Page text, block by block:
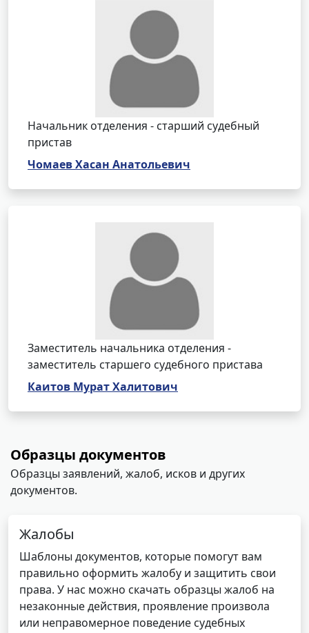
Начальник отделения - старший судебный
пристав
Чомаев Хасан Анатольевич
Заместитель начальника отделения -
заместитель старшего судебного пристава
Каитов Мурат Халитович
Образцы документов
Образцы заявлений, жалоб, исков и других
документов.
Жалобы
Шаблоны документов, которые помогут вам
правильно оформить жалобу и защитить свои
права. У нас можно скачать образцы жалоб на
незаконные действия, проявление произвола
или неправомерное поведение судебных